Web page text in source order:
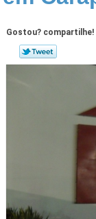
Gostou? compartilhe!